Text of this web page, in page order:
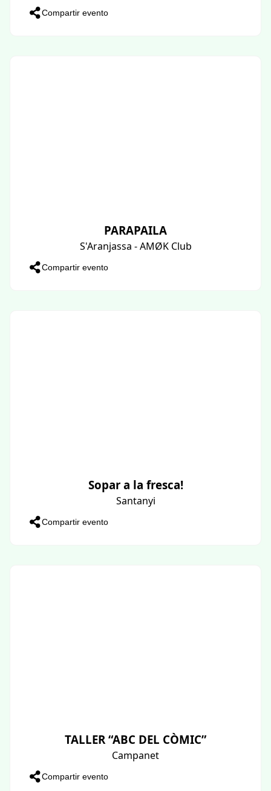
Compartir evento
PARAPAILA
S'Aranjassa - AMØK Club
Compartir evento
Sopar a la fresca!
Santanyi
Compartir evento
TALLER “ABC DEL CÒMIC”
Campanet
Compartir evento